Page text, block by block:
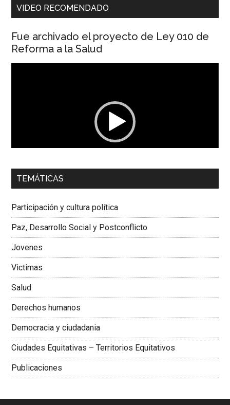
VIDEO RECOMENDADO
Fue archivado el proyecto de Ley 010 de
Reforma a la Salud
00:00 01:04
Dra. Carolina Corcho Mejía,Presidenta Corporación
Colombiana
TEMÁTICAS
Participación y cultura política
Paz, Desarrollo Social y Postconflicto
Jovenes
Victimas
Salud
Derechos humanos
Democracia y ciudadania
Ciudades Equitativas – Territorios Equitativos
Publicaciones